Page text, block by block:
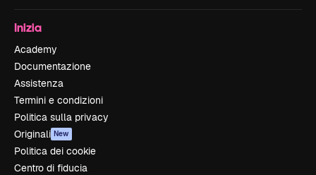
Inizia
Academy
Documentazione
Assistenza
Termini e condizioni
Politica sulla privacy
Originali New
Politica dei cookie
Centro di fiducia